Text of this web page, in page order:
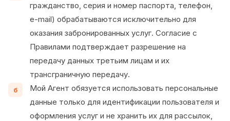
гражданство, серия и номер паспорта, телефон,
e-mail) обрабатываются исключительно для
оказания забронированных услуг. Согласие с
Правилами подтверждает разрешение на
передачу данных третьим лицам и их
трансграничную передачу.
б
Мой Агент обязуется использовать персональные
данные только для идентификации пользователя и
оформления услуг и не хранить их для рассылок,